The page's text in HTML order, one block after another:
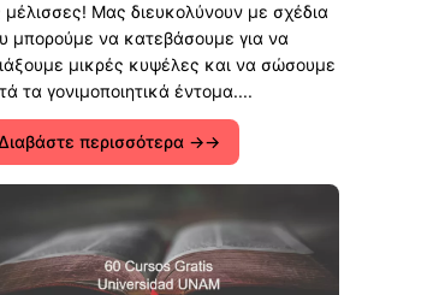
μέλισσες! Μας διευκολύνουν με σχέδια
μπορούμε να κατεβάσουμε για να
μικρές κυψέλες και να σώσουμε
τα γονιμοποιητικά έντομα....
περισσότερα →